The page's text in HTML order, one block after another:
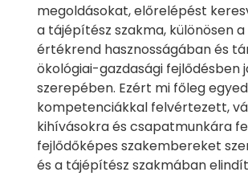
megoldásokat, előrelépést
a tájépítész szakma, különösen
értékrend hasznosságában és
ökológiai-gazdasági fejlődésben
szerepében. Ezért mi főleg
kompetenciákkal felvértezett,
kihívásokra és csapatmunkára
fejlődőképes szakembereket
és a tájépítész szakmában